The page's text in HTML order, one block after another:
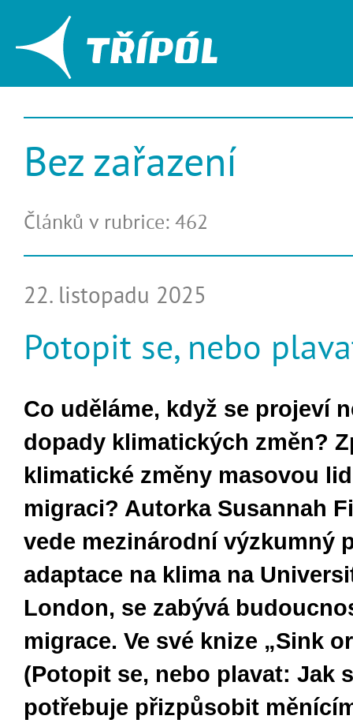
Bez zařazení
Článků v rubrice: 462
22. listopadu 2025
Potopit se, nebo
Co uděláme, když se projeví
dopady klimatických změn?
klimatické změny masovou
migraci? Autorka Susannah
vede mezinárodní výzkumný
adaptace na klima na
London, se zabývá
migrace. Ve své knize „Sink
(Potopit se, nebo plavat: Jak
potřebuje přizpůsobit